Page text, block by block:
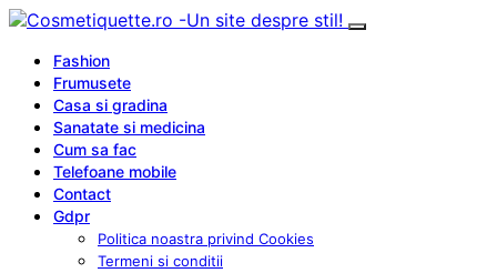
Fashion
Frumusete
Casa si gradina
Sanatate si medicina
Cum sa fac
Telefoane mobile
Contact
Gdpr
Politica noastra privind Cookies
Termeni si conditii